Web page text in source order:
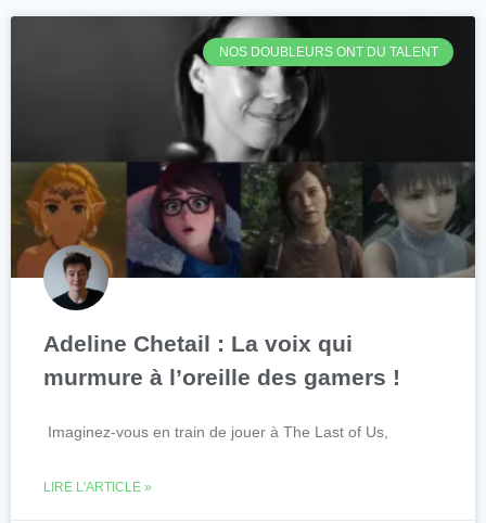
NOS DOUBLEURS ONT DU TALENT
Adeline Chetail : La voix qui
murmure à l’oreille des gamers !
Imaginez-vous en train de jouer à The Last of Us,
LIRE L'ARTICLE »